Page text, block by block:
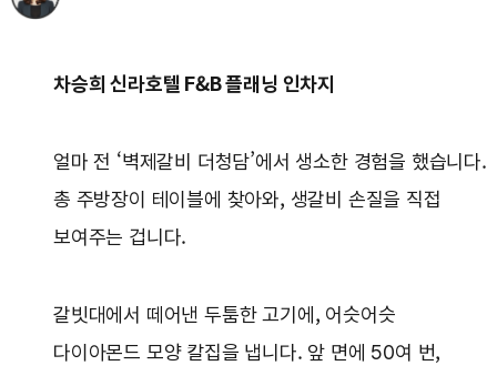
차승희 신라호텔 F&B 플래닝 인차지
얼마 전 ‘벽제갈비 더청담’에서 생소한 경험을 했습니다.
총 주방장이 테이블에 찾아와, 생갈비 손질을 직접
보여주는 겁니다.
갈빗대에서 떼어낸 두툼한 고기에, 어슷어슷
다이아몬드 모양 칼집을 냅니다. 앞 면에 50여 번,